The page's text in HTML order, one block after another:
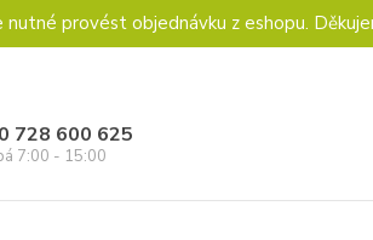
provést objednávku z eshopu.
728 600 625
7:00 - 15:00